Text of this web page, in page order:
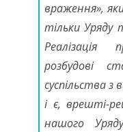
враження»,
тільки Уряду
Реалізація
розбудові
суспільства
і є, врешті-
нашого